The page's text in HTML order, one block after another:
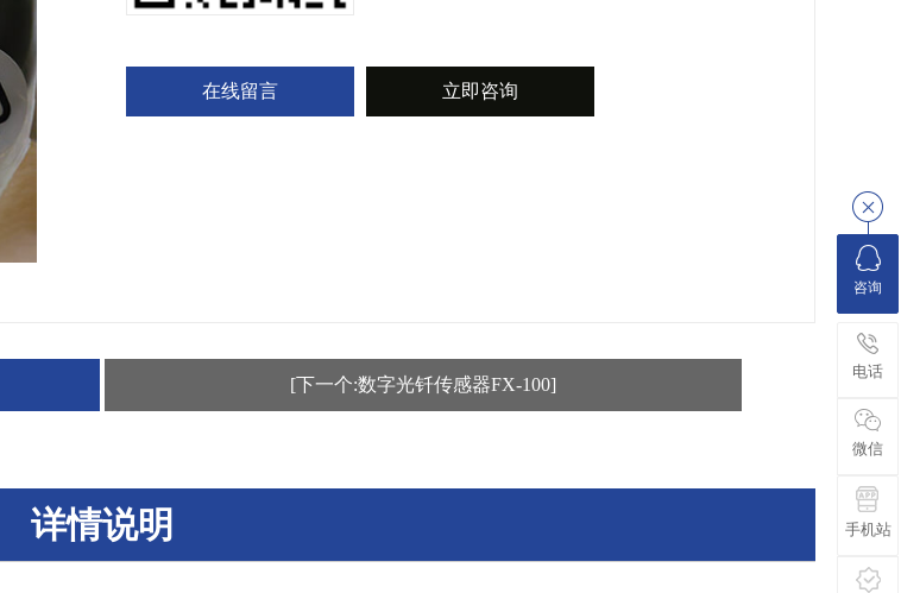
在线留言 立即咨询
[下一个:数字光钎传感器FX-100]
详情说明
咨询
电话
微信
手机站